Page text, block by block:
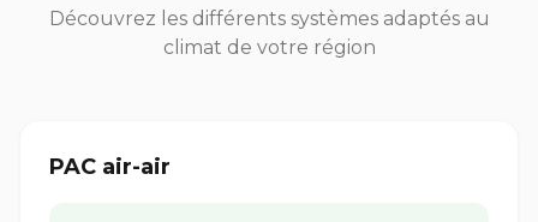
Découvrez les différents systèmes adaptés au
climat de votre région
PAC air-air